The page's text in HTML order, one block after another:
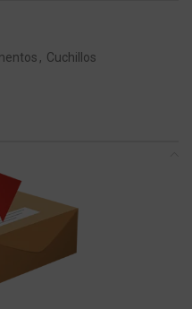
, Cuchillos